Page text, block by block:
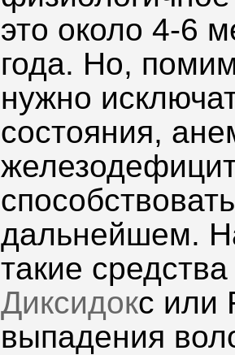
это около 4-6
года. Но,
нужно
состояния,
дальнейшем.
такие
Диксидокс или
выпадения